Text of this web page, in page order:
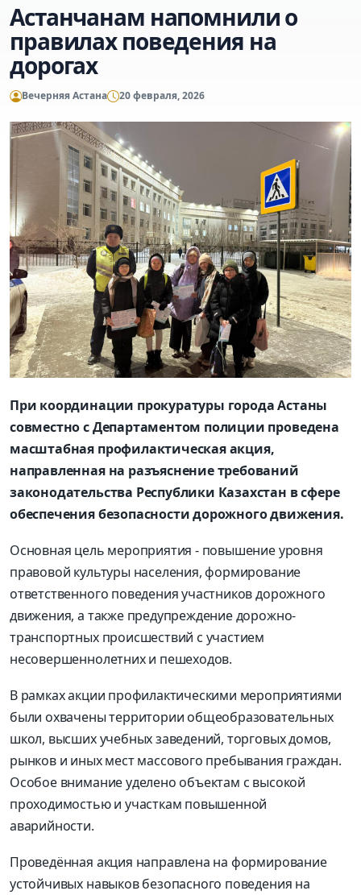
Астанчанам напомнили о
правилах поведения на
дорогах
Вечерняя Астана 20 февраля, 2026
При координации прокуратуры города Астаны
совместно с Департаментом полиции проведена
масштабная профилактическая акция,
направленная на разъяснение требований
законодательства Республики Казахстан в сфере
обеспечения безопасности дорожного движения.
Основная цель мероприятия - повышение уровня
правовой культуры населения, формирование
ответственного поведения участников дорожного
движения, а также предупреждение дорожно-
транспортных происшествий с участием
несовершеннолетних и пешеходов.
В рамках акции профилактическими мероприятиями
были охвачены территории общеобразовательных
школ, высших учебных заведений, торговых домов,
рынков и иных мест массового пребывания граждан.
Особое внимание уделено объектам с высокой
проходимостью и участкам повышенной
аварийности.
Проведённая акция направлена на формирование
устойчивых навыков безопасного поведения на